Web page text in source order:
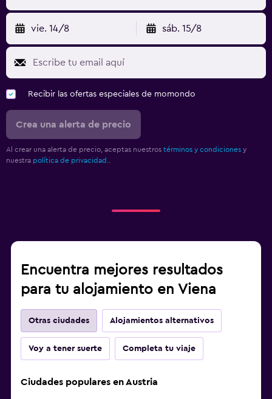
vie. 14/8 sáb. 15/8
Recibir las ofertas especiales de momondo
Crea una alerta de precio
Al crear una alerta de precio, aceptas nuestros términos y condiciones y
nuestra política de privacidad.
Encuentra mejores resultados
para tu alojamiento en Viena
Otras ciudades Alojamientos alternativos
Voy a tener suerte Completa tu viaje
Ciudades populares en Austria